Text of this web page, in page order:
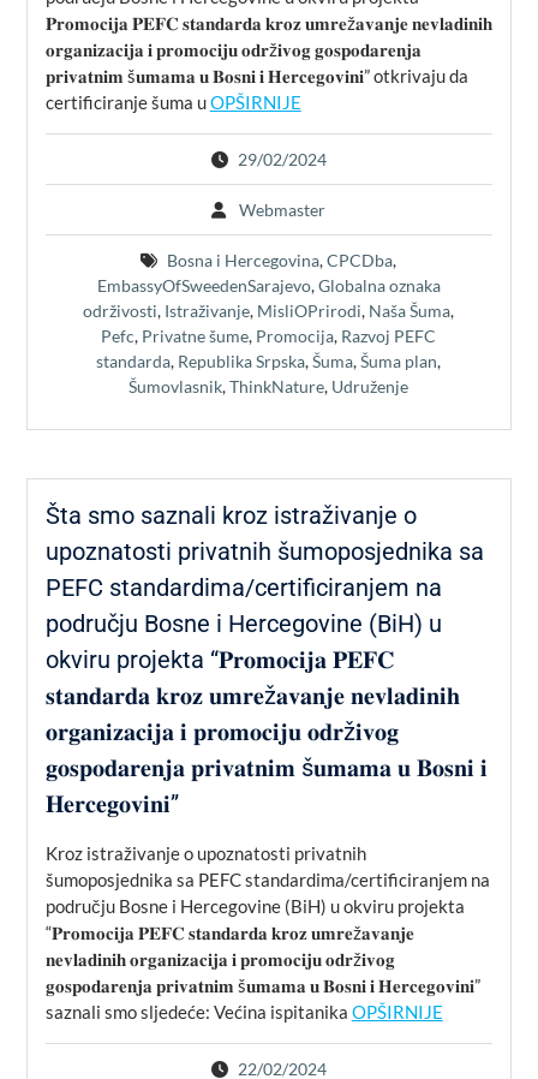
𝐏𝐫𝐨𝐦𝐨𝐜𝐢𝐣𝐚 𝐏𝐄𝐅𝐂 𝐬𝐭𝐚𝐧𝐝𝐚𝐫𝐝𝐚 𝐤𝐫𝐨𝐳 𝐮𝐦𝐫𝐞ž𝐚𝐯𝐚𝐧𝐣𝐞 𝐧𝐞𝐯𝐥𝐚𝐝𝐢𝐧𝐢𝐡
𝐨𝐫𝐠𝐚𝐧𝐢𝐳𝐚𝐜𝐢𝐣𝐚 𝐢 𝐩𝐫𝐨𝐦𝐨𝐜𝐢𝐣𝐮 𝐨𝐝𝐫ž𝐢𝐯𝐨𝐠 𝐠𝐨𝐬𝐩𝐨𝐝𝐚𝐫𝐞𝐧𝐣𝐚
𝐩𝐫𝐢𝐯𝐚𝐭𝐧𝐢𝐦 š𝐮𝐦𝐚𝐦𝐚 𝐮 𝐁𝐨𝐬𝐧𝐢 𝐢 𝐇𝐞𝐫𝐜𝐞𝐠𝐨𝐯𝐢𝐧𝐢” otkrivaju da
certificiranje šuma uOPŠIRNIJE
29/02/2024
Webmaster
Bosna i Hercegovina,CPCDba,
EmbassyOfSweedenSarajevo,Globalna oznaka
održivosti, Istraživanje, MisliOPrirodi, Naša Šuma,
Pefc, Privatne šume, Promocija, Razvoj PEFC
standarda, Republika Srpska,Šuma,Šuma plan,
Šumovlasnik,ThinkNature, Udruženje
Šta smo saznali kroz istraživanje o
upoznatosti privatnih šumoposjednika sa
PEFC standardima/certificiranjem na
području Bosne i Hercegovine (BiH) u
okviru projekta “𝐏𝐫𝐨𝐦𝐨𝐜𝐢𝐣𝐚 𝐏𝐄𝐅𝐂
𝐬𝐭𝐚𝐧𝐝𝐚𝐫𝐝𝐚 𝐤𝐫𝐨𝐳 𝐮𝐦𝐫𝐞ž𝐚𝐯𝐚𝐧𝐣𝐞 𝐧𝐞𝐯𝐥𝐚𝐝𝐢𝐧𝐢𝐡
𝐨𝐫𝐠𝐚𝐧𝐢𝐳𝐚𝐜𝐢𝐣𝐚 𝐢 𝐩𝐫𝐨𝐦𝐨𝐜𝐢𝐣𝐮 𝐨𝐝𝐫ž𝐢𝐯𝐨𝐠
𝐠𝐨𝐬𝐩𝐨𝐝𝐚𝐫𝐞𝐧𝐣𝐚 𝐩𝐫𝐢𝐯𝐚𝐭𝐧𝐢𝐦 š𝐮𝐦𝐚𝐦𝐚 𝐮 𝐁𝐨𝐬𝐧𝐢 𝐢
𝐇𝐞𝐫𝐜𝐞𝐠𝐨𝐯𝐢𝐧𝐢”
Kroz istraživanje o upoznatosti privatnih
šumoposjednika sa PEFC standardima/certificiranjem na
području Bosne i Hercegovine (BiH) u okviru projekta
“𝐏𝐫𝐨𝐦𝐨𝐜𝐢𝐣𝐚 𝐏𝐄𝐅𝐂 𝐬𝐭𝐚𝐧𝐝𝐚𝐫𝐝𝐚 𝐤𝐫𝐨𝐳 𝐮𝐦𝐫𝐞ž𝐚𝐯𝐚𝐧𝐣𝐞
𝐧𝐞𝐯𝐥𝐚𝐝𝐢𝐧𝐢𝐡 𝐨𝐫𝐠𝐚𝐧𝐢𝐳𝐚𝐜𝐢𝐣𝐚 𝐢 𝐩𝐫𝐨𝐦𝐨𝐜𝐢𝐣𝐮 𝐨𝐝𝐫ž𝐢𝐯𝐨𝐠
𝐠𝐨𝐬𝐩𝐨𝐝𝐚𝐫𝐞𝐧𝐣𝐚 𝐩𝐫𝐢𝐯𝐚𝐭𝐧𝐢𝐦 š𝐮𝐦𝐚𝐦𝐚 𝐮 𝐁𝐨𝐬𝐧𝐢 𝐢 𝐇𝐞𝐫𝐜𝐞𝐠𝐨𝐯𝐢𝐧𝐢”
saznali smo sljedeće: Većina ispitanika OPŠIRNIJE
22/02/2024